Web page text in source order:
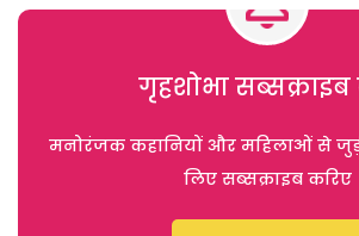
गृहशोभा
मनोरंजक कहानियों और महिलाओं से
लिए सब्सक्राइब करिए